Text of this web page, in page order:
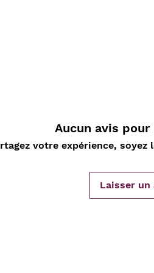
Aucun avis
votre expérience,
Laisser un